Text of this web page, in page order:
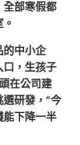
全部寒假都
的中小企
口，生孩子
在公司建
研發，“今
能下降一半